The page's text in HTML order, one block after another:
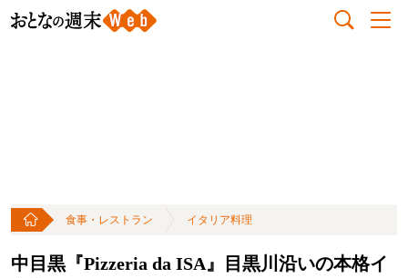
食事・レストラン イタリア料理
中目黒『Pizzeria da ISA』目黒川沿いの本格イ